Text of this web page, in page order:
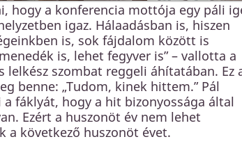
hogy a konferencia mottója egy páli
igaz. Hálaadásban is, hiszen
is, sok fájdalom között is
is, lehet fegyver is” – vallotta a
lelkész szombat reggeli áhítatában. Ez
benne: „Tudom, kinek hittem.” Pál
fáklyát, hogy a hit bizonyossága által
Ezért a huszonöt év nem lehet
a következő huszonöt évet.